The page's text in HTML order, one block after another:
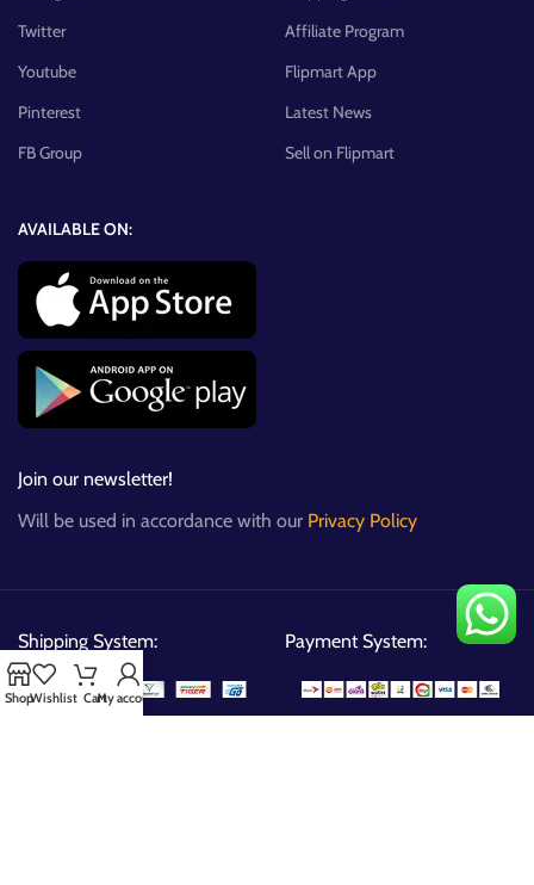
Twitter
Youtube
Pinterest
FB Group
Affiliate Program
Flipmart App
Latest News
Sell on Flipmart
AVAILABLE ON:
Join our newsletter!
Will be used in accordance with our Privacy Policy
Shipping System: Payment System:
ShopWishlist CartMy account